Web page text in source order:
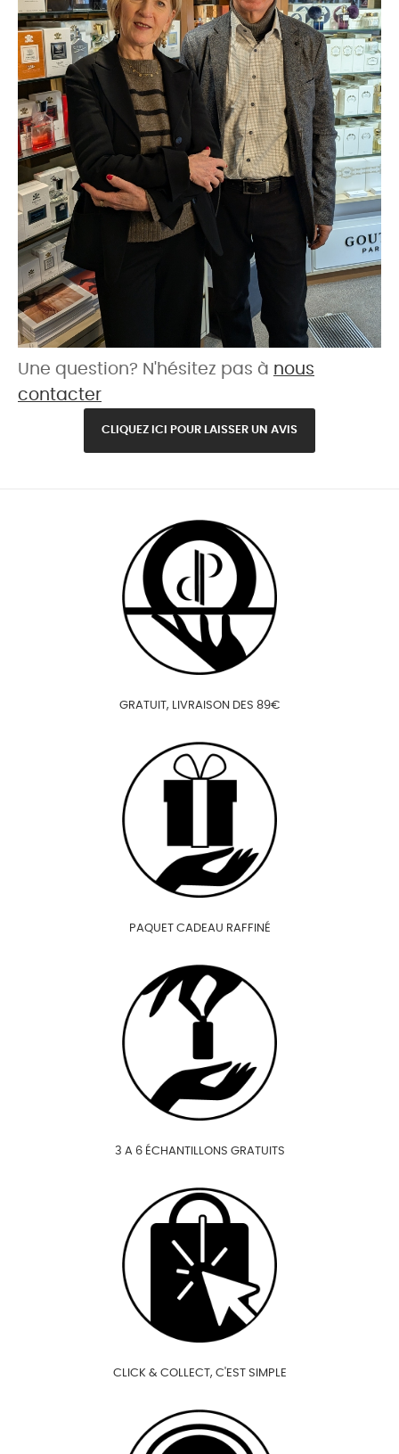
Une question? N'hésitez pas à nous
contacter
CLIQUEZ ICI POUR LAISSER UN AVIS
GRATUIT, LIVRAISON DES 89€
PAQUET CADEAU RAFFINÉ
3 A 6 ÉCHANTILLONS GRATUITS
CLICK & COLLECT, C'EST SIMPLE